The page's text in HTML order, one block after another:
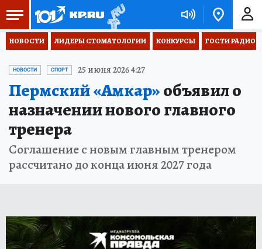
НОВОСТИ ЛИДЕРЫ СТОМАТОЛОГИИ КОНКУРСЫ ГОСТИ РАДИО
НОВОСТИ СПОРТ 25 июня 2026 4:27
Пермский «Амкар»объявил о
назначении нового главного
тренера
Соглашение с новым главным тренером
рассчитано до конца июня 2027 года